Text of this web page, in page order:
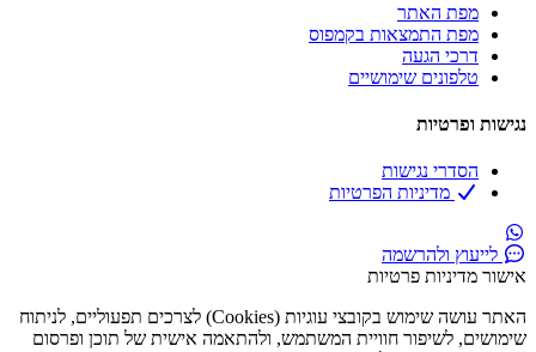
מפת האתר
מפת התמצאות בקמפוס
דרכי הגעה
טלפונים שימושיים
נגישות ופרטיות
הסדרי נגישות
מדיניות הפרטיות
לייעוץ ולהרשמה
אישור מדיניות פרטיות
האתר עושה שימוש בקובצי עוגיות (Cookies) לצרכים תפעוליים, לניתוח
שימושים, לשיפור חוויית המשתמש, ולהתאמה אישית של תוכן ופרסום